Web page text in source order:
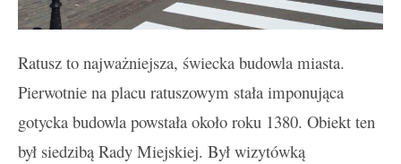
Ratusz to najważniejsza, świecka budowla miasta.
Pierwotnie na placu ratuszowym stała imponująca
gotycka budowla powstała około roku 1380. Obiekt ten
był siedzibą Rady Miejskiej. Był wizytówką